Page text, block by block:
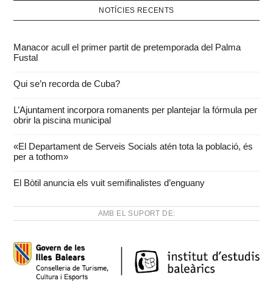
NOTÍCIES RECENTS
Manacor acull el primer partit de pretemporada del Palma
Fustal
Qui se’n recorda de Cuba?
L’Ajuntament incorpora romanents per plantejar la fórmula per
obrir la piscina municipal
«El Departament de Serveis Socials atén tota la població, és
per a tothom»
El Bòtil anuncia els vuit semifinalistes d’enguany
AMB EL SUPORT DE: